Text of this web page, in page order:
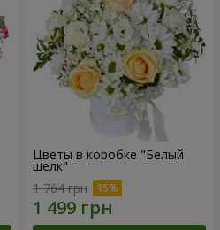
Цветы в коробке "Белый
шелк"
1 764 грн